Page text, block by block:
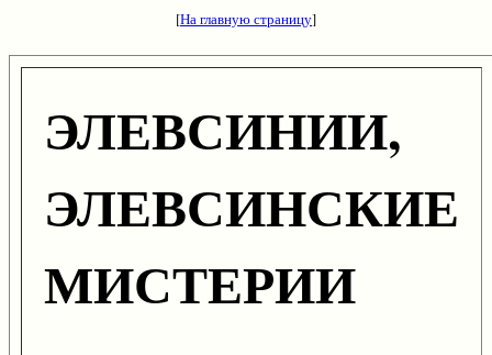
[На главную страницу]
ЭЛЕВСИНИИ,
ЭЛЕВСИНСКИЕ
МИСТЕРИИ